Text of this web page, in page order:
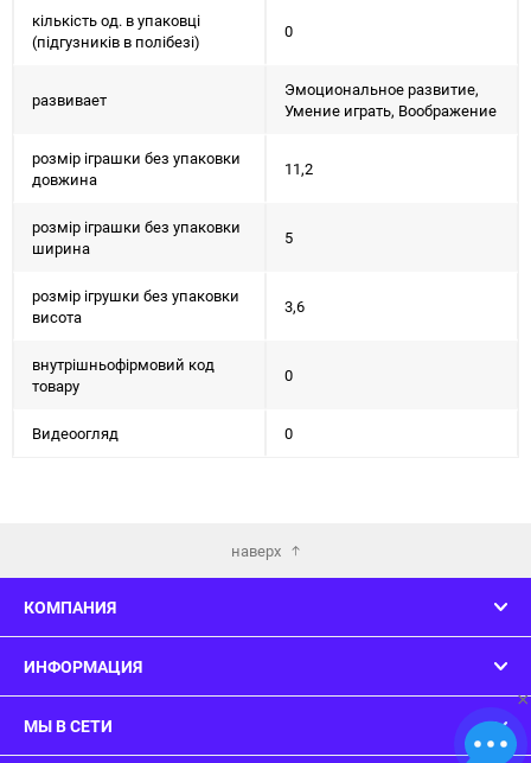
кількість од. в упаковці
(підгузників в полібезі)
0
развивает
Эмоциональное развитие,
Умение играть, Воображение
розмір іграшки без упаковки
довжина
11,2
розмір іграшки без упаковки
ширина
5
розмір ігрушки без упаковки
висота
3,6
внутрішньофірмовий код
товару
0
Видеоогляд 0
наверх
КОМПАНИЯ
ИНФОРМАЦИЯ
МЫ В СЕТИ
×